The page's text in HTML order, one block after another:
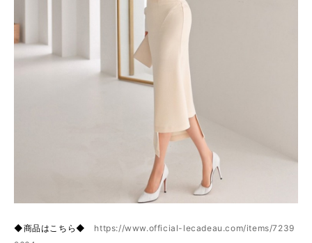
◆商品はこちら◆ https://www.official-lecadeau.com/items/7239